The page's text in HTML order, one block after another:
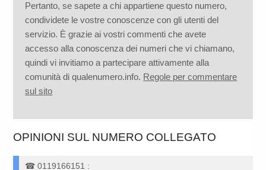
Pertanto, se sapete a chi appartiene questo numero,
condividete le vostre conoscenze con gli utenti del
servizio. È grazie ai vostri commenti che avete
accesso alla conoscenza dei numeri che vi chiamano,
quindi vi invitiamo a partecipare attivamente alla
comunità di qualenumero.info. Regole per commentare
sul sito
OPINIONI SUL NUMERO COLLEGATO
☎0119166151 :